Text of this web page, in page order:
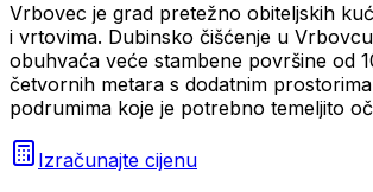
Vrbovec je grad pretežno obiteljskih
i vrtovima. Dubinsko čišćenje u
obuhvaća veće stambene površine od
četvornih metara s dodatnim
podrumima koje je potrebno temeljito
Izračunajte cijenu